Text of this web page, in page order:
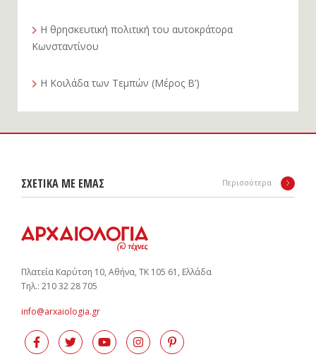
Η θρησκευτική πολιτική του αυτοκράτορα
Κωνσταντίνου
Η Κοιλάδα των Τεμπών (Μέρος Β’)
ΣΧΕΤΙΚΑ ΜΕ ΕΜΑΣ Περισσότερα
Πλατεία Καρύτση 10, Αθήνα, ΤΚ 105 61, Ελλάδα
Tηλ.: 210 32 28 705
info@arxaiologia.gr